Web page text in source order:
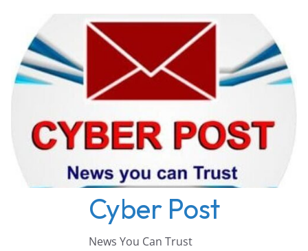
content
Cyber Post
News You Can Trust